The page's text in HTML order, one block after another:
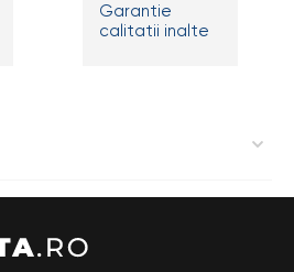
Garantie
calitatii inalte